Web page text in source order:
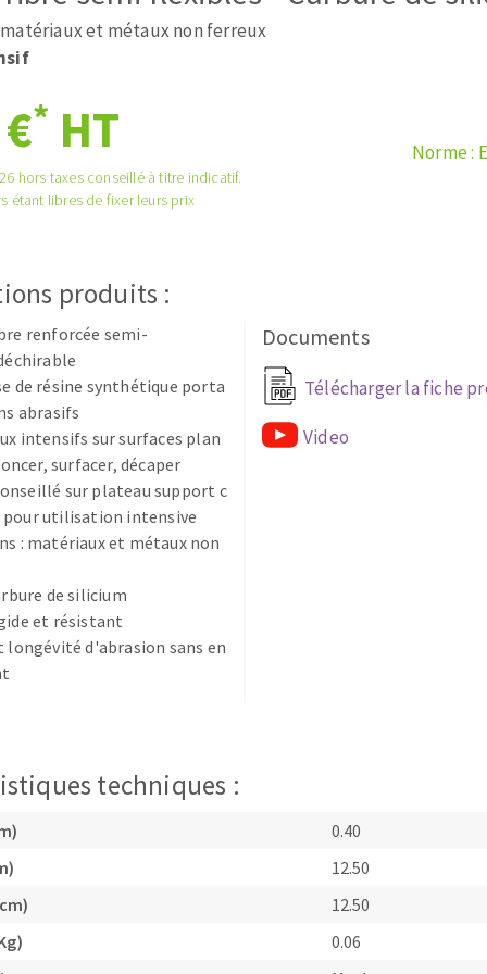
à profil
diamantés
Système auto-nivelant à cale
DE SURFACE
et métaux non ferreux
* HT
hors taxes conseillé à titre indicatif.
étant libres de fixer leurs prix
Norme :
produits :
renforcée semi-
de résine synthétique porta
abrasifs
intensifs sur surfaces plan
surfacer, décaper
sur plateau support c
pour utilisation intensive
: matériaux et métaux non
de silicium
et résistant
longévité d'abrasion sans en
Documents
Télécharger la fiche
Video
techniques :
0.40
12.50
12.50
0.06